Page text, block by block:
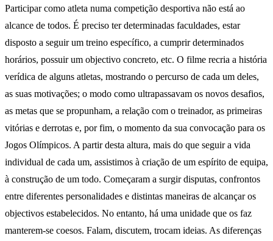
Participar como atleta numa competição desportiva não está ao
alcance de todos. É preciso ter determinadas faculdades, estar
disposto a seguir um treino específico, a cumprir determinados
horários, possuir um objectivo concreto, etc. O filme recria a história
verídica de alguns atletas, mostrando o percurso de cada um deles,
as suas motivações; o modo como ultrapassavam os novos desafios,
as metas que se propunham, a relação com o treinador, as primeiras
vitórias e derrotas e, por fim, o momento da sua convocação para os
Jogos Olímpicos. A partir desta altura, mais do que seguir a vida
individual de cada um, assistimos à criação de um espírito de equipa,
à construção de um todo. Começaram a surgir disputas, confrontos
entre diferentes personalidades e distintas maneiras de alcançar os
objectivos estabelecidos. No entanto, há uma unidade que os faz
manterem-se coesos. Falam, discutem, trocam ideias. As diferenças